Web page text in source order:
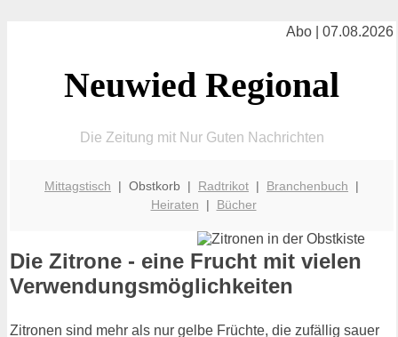
Abo | 07.08.2026
Neuwied Regional
Die Zeitung mit Nur Guten Nachrichten
Mittagstisch | Obstkorb | Radtrikot | Branchenbuch |
Heiraten | Bücher
Die Zitrone - eine Frucht mit vielen
Verwendungsmöglichkeiten
Zitronen sind mehr als nur gelbe Früchte, die zufällig sauer